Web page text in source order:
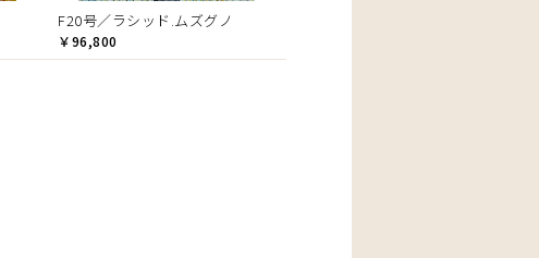
F20号／ラシッド.ムズグノ
￥96,800